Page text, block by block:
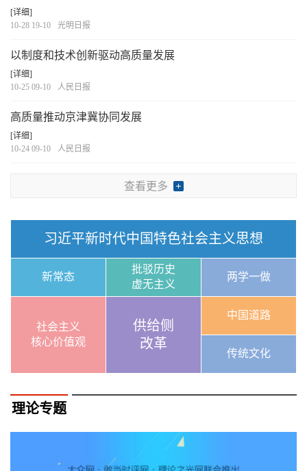
[详细]
10-28 19-10
光明日报
以制度和技术创新驱动高质量发展
[详细]
10-25 09-10
人民日报
高质量推动京津冀协同发展
[详细]
10-24 09-10
人民日报
查看更多
习近平新时代中国特色社会主义思想
新常态
批驳历史
虚无主义
两学一做
社会主义
核心价值观
供给侧
改革
中国道路
传统文化
理论专题